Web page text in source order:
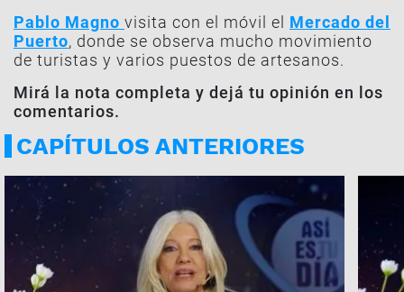
Pablo Magno visita con el móvil el Mercado del
Puerto, donde se observa mucho movimiento
de turistas y varios puestos de artesanos.
Mirá la nota completa y dejá tu opinión en los
comentarios.
CAPÍTULOS ANTERIORES